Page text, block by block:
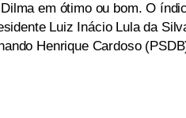
em ótimo ou bom. O
Luiz Inácio Lula da
Henrique Cardoso